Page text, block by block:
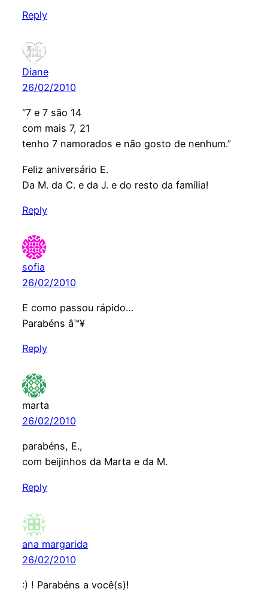
Reply
Diane
26/02/2010
“7 e 7 são 14
com mais 7, 21
tenho 7 namorados e não gosto de nenhum.”
Feliz aniversário E.
Da M. da C. e da J. e do resto da família!
Reply
sofia
26/02/2010
E como passou rápido…
Parabéns â™¥
Reply
marta
26/02/2010
parabéns, E.,
com beijinhos da Marta e da M.
Reply
ana margarida
26/02/2010
:) ! Parabéns a você(s)!